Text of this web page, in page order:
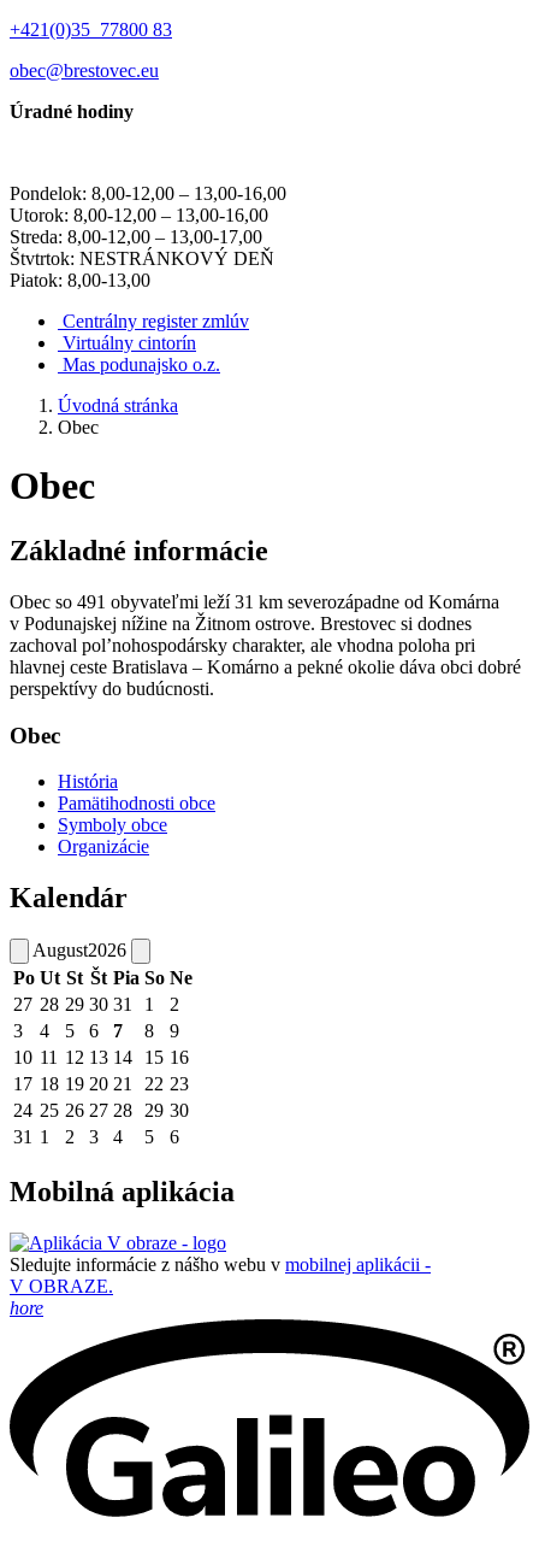
+421(0)35 77800 83
obec@brestovec.eu
Úradné hodiny
Pondelok: 8,00-12,00 – 13,00-16,00
Utorok: 8,00-12,00 – 13,00-16,00
Streda: 8,00-12,00 – 13,00-17,00
Štvtrtok: NESTRÁNKOVÝ DEŇ
Piatok: 8,00-13,00
Centrálny register zmlúv
Virtuálny cintorín
Mas podunajsko o.z.
Úvodná stránka
Obec
Obec
Základné informácie
Obec so 491 obyvateľmi leží 31 km severozápadne od Komárna
v Podunajskej nížine na Žitnom ostrove. Brestovec si dodnes
zachoval pol’nohospodársky charakter, ale vhodna poloha pri
hlavnej ceste Bratislava – Komárno a pekné okolie dáva obci dobré
perspektívy do budúcnosti.
Obec
História
Pamätihodnosti obce
Symboly obce
Organizácie
Kalendár
August2026
Po Ut St Št Pia So Ne
27 28 29 30 31 1
2
3
4 5 6 7 8
9
10 11 12 13 14 15 16
17 18 19 20 21 22 23
24 25 26 27 28 29 30
31 1 2 3 4 5 6
Mobilná aplikácia
Sledujte informácie z nášho webu v mobilnej aplikácii -
V OBRAZE.
hore